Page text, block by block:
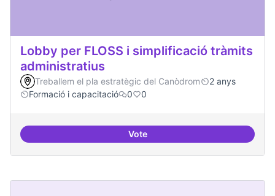
Lobby per FLOSS i simplificació tràmits
administratius
Treballem el pla estratègic del Canòdrom
2 anys
Formació i capacitació
0 0
VoteLobby per FLOSS i